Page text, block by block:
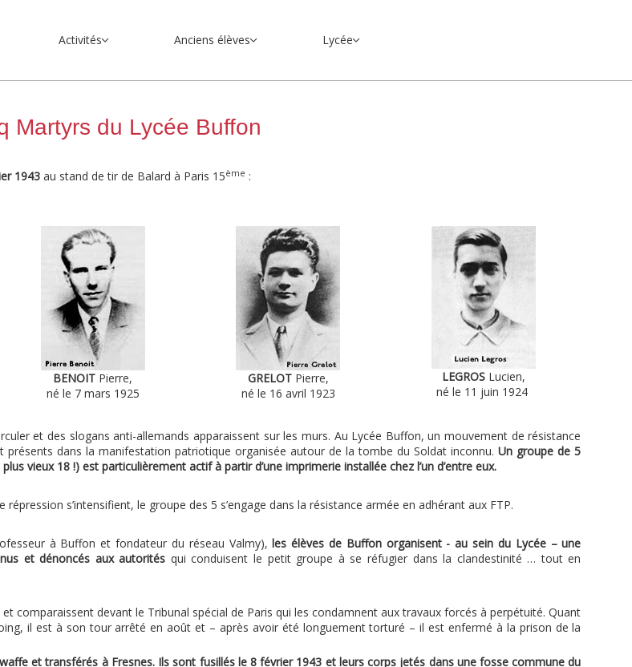
Activités Anciens élèves Lycée
Martyrs du Lycée Buffon
1943au stand de tir de Balard à Paris 15ème :
BENOIT Pierre,
né le 7 mars 1925
GRELOTPierre,
né le 16 avril 1923
LEGROSLucien,
né le 11 juin 1924
et des slogans anti-allemands apparaissent sur les murs. Au Lycée Buffon, un mouvement de résistance
dans la manifestation patriotique organisée autour de la tombe du Soldat inconnu.Un groupe de 5
vieux 18 !) est particulièrement actif à partir d’une imprimerie installée chez l’un d’entre eux.
s’intensifient, le groupe des 5 s’engage dans la résistance armée en adhérant aux FTP.
à Buffon et fondateur du réseau Valmy),les élèves de Buffon organisent - au sein du Lycée – une
et dénoncés aux autorités qui conduisent le petit groupe à se réfugier dans la clandestinité … tout en
et comparaissent devant le Tribunal spécial de Paris qui les condamnent aux travaux forcés à perpétuité. Quant
il est à son tour arrêté en août et – après avoir été longuement torturé – il est enfermé à la prison de la
et transférés à Fresnes. Ils sont fusillés le 8 février 1943 et leurs corps jetés dans une fosse commune du